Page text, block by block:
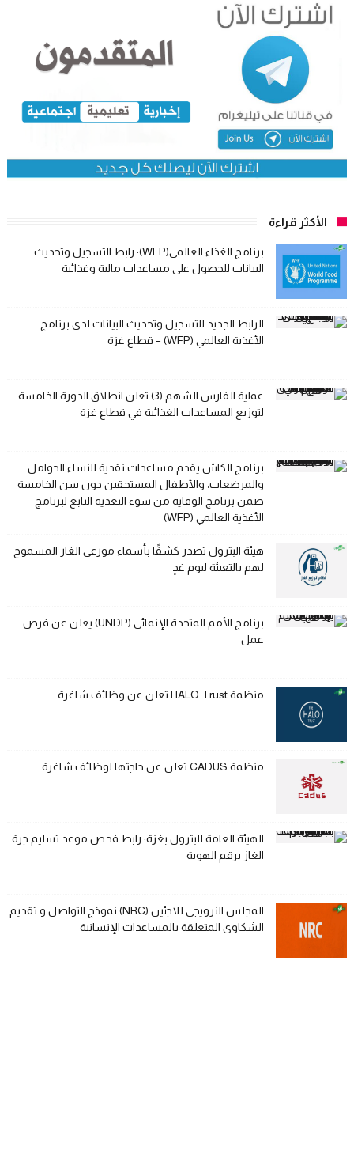
الأكثر قراءة
برنامج الغذاء العالمي(WFP): رابط التسجيل وتحديث
البيانات للحصول على مساعدات مالية وغذائية
الرابط الجديد للتسجيل وتحديث البيانات لدى برنامج
الأغذية العالمي (WFP) – قطاع غزة
عملية الفارس الشهم (3) تعلن انطلاق الدورة الخامسة
لتوزيع المساعدات الغذائية في قطاع غزة
برنامج الكاش يقدم مساعدات نقدية للنساء الحوامل
والمرضعات، والأطفال المستحقين دون سن الخامسة
ضمن برنامج الوقاية من سوء التغذية التابع لبرنامج
الأغذية العالمي (WFP)
هيئة البترول تصدر كشفًا بأسماء موزعي الغاز المسموح
لهم بالتعبئة ليوم غدٍ
برنامج الأمم المتحدة الإنمائي (UNDP) يعلن عن فرص
عمل
منظمة HALO Trust تعلن عن وظائف شاغرة
منظمة CADUS تعلن عن حاجتها لوظائف شاغرة
الهيئة العامة للبترول بغزة: رابط فحص موعد تسليم جرة
الغاز برقم الهوية
المجلس النرويجي للاجئين (NRC) نموذج التواصل و تقديم
الشكاوى المتعلقة بالمساعدات الإنسانية